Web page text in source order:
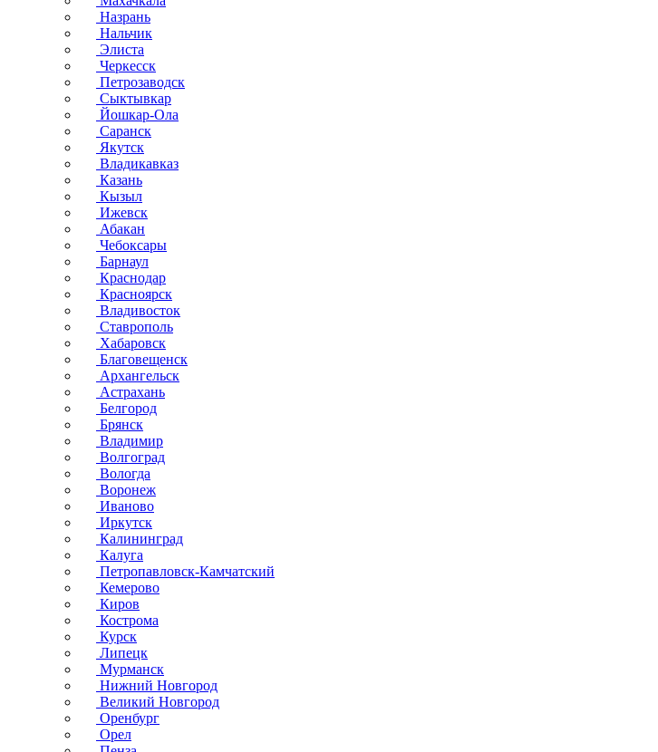
Назрань
Нальчик
Элиста
Черкесск
Петрозаводск
Сыктывкар
Йошкар-Ола
Саранск
Якутск
Владикавказ
Казань
Кызыл
Ижевск
Абакан
Чебоксары
Барнаул
Краснодар
Красноярск
Владивосток
Ставрополь
Хабаровск
Благовещенск
Архангельск
Астрахань
Белгород
Брянск
Владимир
Волгоград
Вологда
Воронеж
Иваново
Иркутск
Калининград
Калуга
Петропавловск-Камчатский
Кемерово
Киров
Кострома
Курск
Липецк
Мурманск
Нижний Новгород
Великий Новгород
Оренбург
Орел